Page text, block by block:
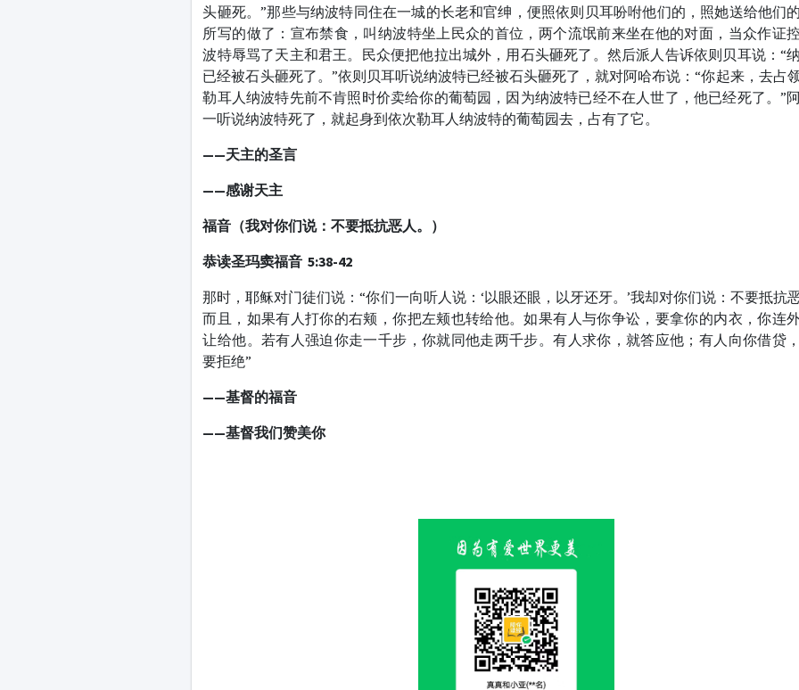
头砸死。”那些与纳波特同住在一城的长老和官绅，便照依则贝耳吩咐他们的，照她送给他们
所写的做了：宣布禁食，叫纳波特坐上民众的首位，两个流氓前来坐在他的对面，当众作证
波特辱骂了天主和君王。民众便把他拉出城外，用石头砸死了。然后派人告诉依则贝耳说：“
已经被石头砸死了。”依则贝耳听说纳波特已经被石头砸死了，就对阿哈布说：“你起来，去占
勒耳人纳波特先前不肯照时价卖给你的葡萄园，因为纳波特已经不在人世了，他已经死了。”
一听说纳波特死了，就起身到依次勒耳人纳波特的葡萄园去，占有了它。
——天主的圣言
——感谢天主
福音（我对你们说：不要抵抗恶人。）
恭读圣玛窦福音 5:38-42
那时，耶稣对门徒们说：“你们一向听人说：‘以眼还眼，以牙还牙。’我却对你们说：不要抵抗
而且，如果有人打你的右颊，你把左颊也转给他。如果有人与你争讼，要拿你的内衣，你连
让给他。若有人强迫你走一千步，你就同他走两千步。有人求你，就答应他；有人向你借贷
要拒绝”
——基督的福音
——基督我们赞美你